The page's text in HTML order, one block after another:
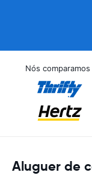
Nós
Aluguer de